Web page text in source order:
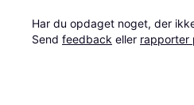
Har du opdaget noget, der
Send feedback eller rapporter